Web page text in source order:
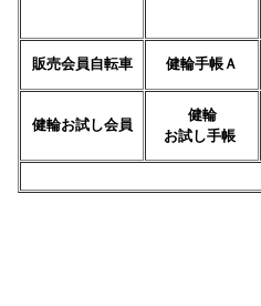
販売会員自転車 健輪手帳Ａ
健輪お試し会員
健輪
お試し手帳